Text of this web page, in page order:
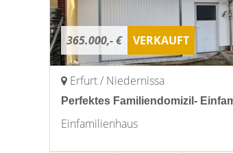
365.000,- € VERKAUFT
Erfurt / Niedernissa
Perfektes Familiendomizil-
Einfamilienhaus